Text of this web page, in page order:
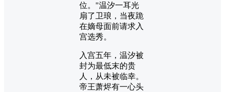
位。"温汐一耳光
扇了卫琅，当夜跪
在嫡母面前请求入
宫选秀。
入宫五年，温汐被
封为最低末的贵
人，从未被临幸。
帝王萧烬有一心头